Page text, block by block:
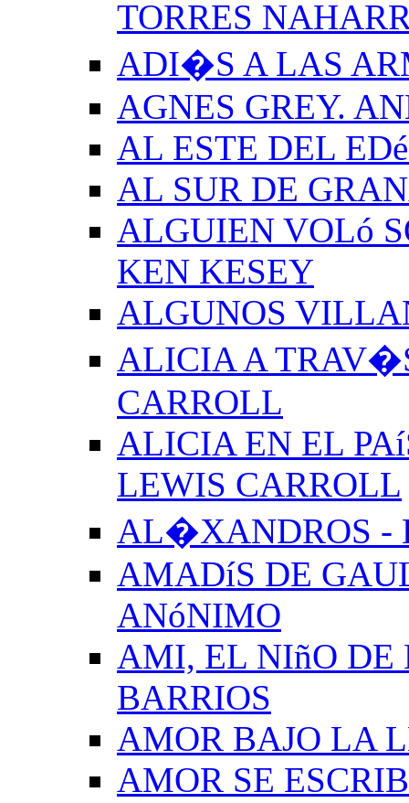
TORRES
ADI�S A LAS
AGNES GREY.
AL ESTE DEL
AL SUR DE
ALGUIEN VOLó
KEN KESEY
ALGUNOS
ALICIA A
CARROLL
ALICIA EN EL
LEWIS CARROLL
AL�XANDROS -
AMADíS DE
ANóNIMO
AMI, EL NIñO DE
BARRIOS
AMOR BAJO LA
AMOR SE